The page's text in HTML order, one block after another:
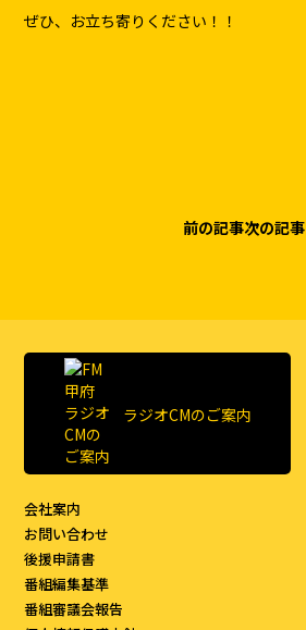
ぜひ、お立ち寄りください！！
前の記事次の記事
ラジオCMのご案内
会社案内
お問い合わせ
後援申請書
番組編集基準
番組審議会報告